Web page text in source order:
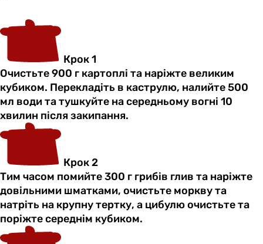
Крок 1
Очистьте 900 г картоплі та наріжте великим
кубиком. Перекладіть в каструлю, налийте 500
мл води та тушкуйте на середньому вогні 10
хвилин після закипання.
Крок 2
Тим часом помийте 300 г грибів глив та наріжте
довільними шматками, очистьте моркву та
натріть на крупну тертку, а цибулю очистьте та
поріжте середнім кубиком.